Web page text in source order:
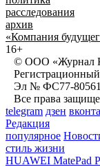
расследования
архив
«Компания
16+
© ООО «Журнал
Эл № ФС77-80561
Все права
telegram дзен
Редакция
популярное
стиль жизни
HUAWEI MatePad